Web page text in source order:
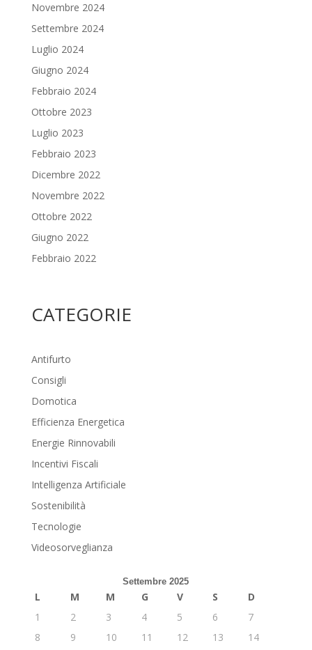
Novembre 2024
Settembre 2024
Luglio 2024
Giugno 2024
Febbraio 2024
Ottobre 2023
Luglio 2023
Febbraio 2023
Dicembre 2022
Novembre 2022
Ottobre 2022
Giugno 2022
Febbraio 2022
CATEGORIE
Antifurto
Consigli
Domotica
Efficienza Energetica
Energie Rinnovabili
Incentivi Fiscali
Intelligenza Artificiale
Sostenibilità
Tecnologie
Videosorveglianza
Settembre 2025
L M M G V S
D
1
2 3 4 5 6
7
8
9 10 11 12 13
14